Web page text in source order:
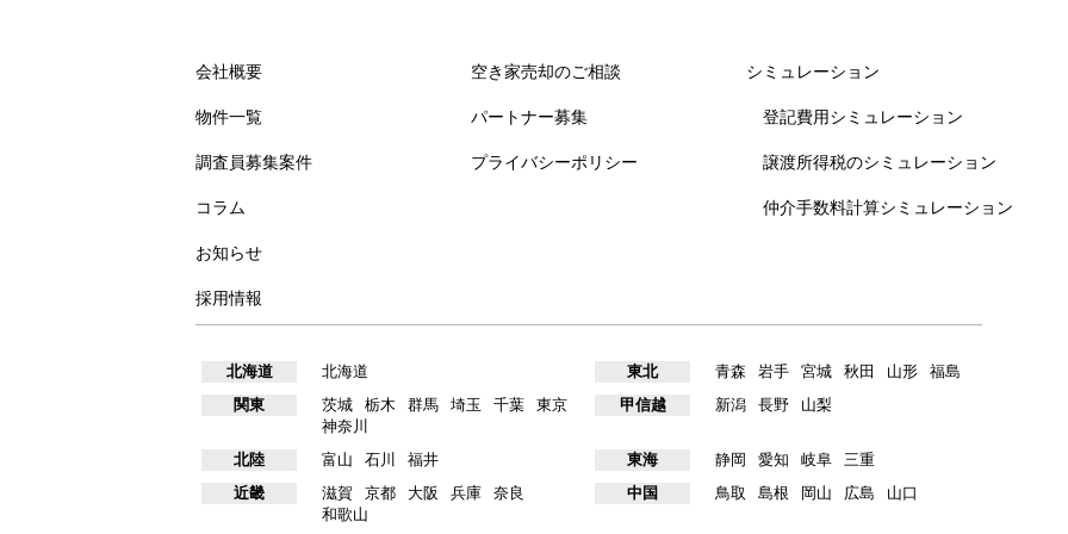
会社概要
物件一覧
調査員募集案件
コラム
お知らせ
採用情報
空き家売却のご相談
パートナー募集
プライバシーポリシー
シミュレーション
登記費用シミュレーション
譲渡所得税のシミュレーション
仲介手数料計算シミュレーション
北海道 北海道 東北 青森 岩手 宮城 秋田 山形
福島
関東
茨城 栃木 群馬 埼玉 千葉
東京
神奈川
甲信越 新潟 長野 山梨
北陸 富山 石川 福井 東海 静岡 愛知 岐阜
三重
近畿
滋賀 京都 大阪 兵庫
奈良
和歌山
中国 鳥取 島根 岡山 広島 山口